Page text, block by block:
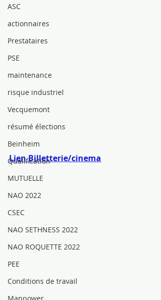
ASC
actionnaires
Prestataires
PSE
maintenance
risque industriel
Vecquemont
résumé élections
Beinheim
Qualification
MUTUELLE
NAO 2022
CSEC
NAO SETHNESS 2022
NAO ROQUETTE 2022
PEE
Conditions de travail
Lien Billetterie/cinema